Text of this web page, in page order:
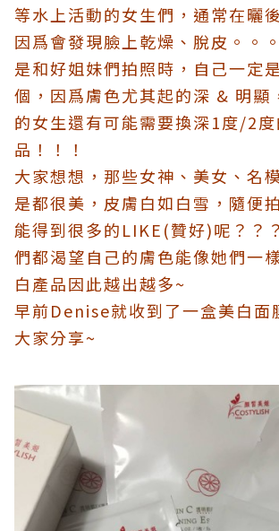
等水上活動的女生們，通常在曬
因爲會發現臉上乾燥、脫皮。。
是和好姐妹們拍照時，自己一定
個，因爲膚色尤其起的深 & 明顯
的女生還有可能需要換深1度/2
品！！！
大家想想，那些女神、美女、名
是都很美，皮膚白如白雪，隨便
能得到很多的LIKE(贊好)呢？？
們都渴望自己的膚色能像她們一
白產品因此越出越多~
早前Denise就收到了一盒美白面
大家分享~